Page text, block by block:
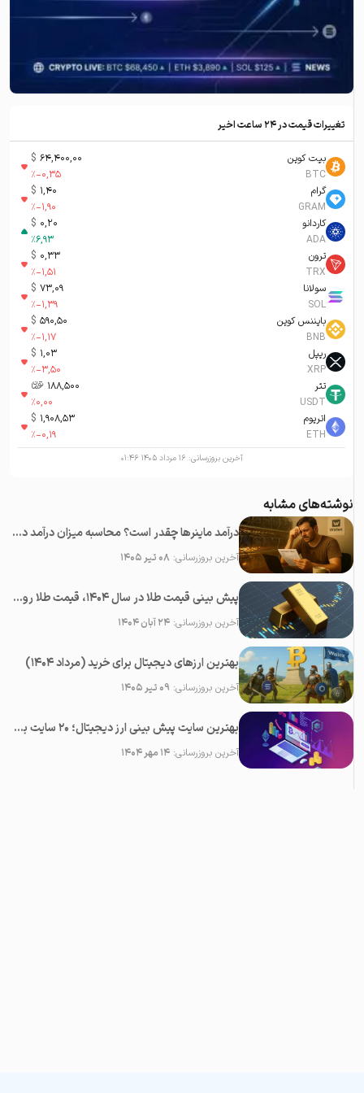
تغییرات قیمت در ۲۴ ساعت اخیر
بیت کوین
BTC
64,400,00
$
%-0,35
گرام
GRAM
1,40
$
%-1,90
کاردانو
ADA
0,20
$
%6,93
ترون
TRX
0,33
$
%-1,51
سولانا
SOL
73,09
$
%-1,39
بایننس کوین
BNB
590,50
$
%-1,17
ریپل
XRP
1,03
$
%-3,50
تتر
USDT
188,500 تومان-ء
%0,00
اتریوم
ETH
1,908,53
$
%-0,19
آخرین بروزرسانی: ۱۶ مرداد ۱۴۰۵ ۰۱:۴۶
نوشته‌های مشابه
درآمد ماینرها چقدر است؟ محاسبه میزان درآمد دستگاه ماینینگ ارزهای دیجیتال
آخرین بروزرسانی:۰۸ تیر ۱۴۰۵
پیش بینی قیمت طلا در سال 1404، قیمت طلا روبه افزایش است یا کاهش؟
آخرین بروزرسانی:۲۴ آبان ۱۴۰۴
بهترین ارزهای دیجیتال برای خرید (مرداد ۱۴۰۴)
آخرین بروزرسانی:۰۹ تیر ۱۴۰۵
بهترین سایت پیش بینی ارز دیجیتال؛ ۲0 سایت برتر تحلیل کریپتو
آخرین بروزرسانی:۱۴ مهر ۱۴۰۴